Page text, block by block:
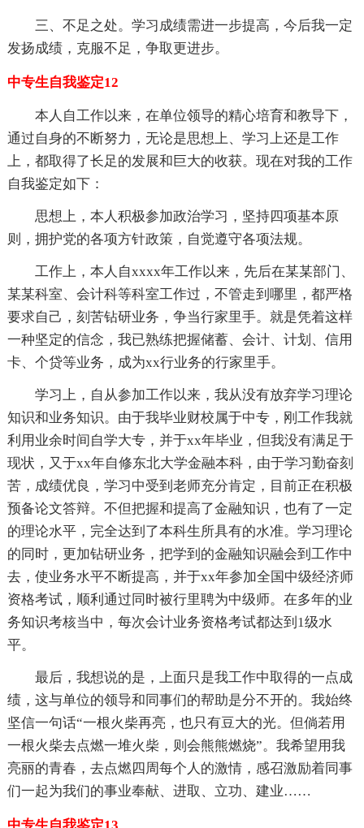
三、不足之处。学习成绩需进一步提高，今后我一定
发扬成绩，克服不足，争取更进步。
中专生自我鉴定12
本人自工作以来，在单位领导的精心培育和教导下，
通过自身的不断努力，无论是思想上、学习上还是工作
上，都取得了长足的发展和巨大的收获。现在对我的工作
自我鉴定如下：
思想上，本人积极参加政治学习，坚持四项基本原
则，拥护党的各项方针政策，自觉遵守各项法规。
工作上，本人自xxxx年工作以来，先后在某某部门、
某某科室、会计科等科室工作过，不管走到哪里，都严格
要求自己，刻苦钻研业务，争当行家里手。就是凭着这样
一种坚定的信念，我已熟练把握储蓄、会计、计划、信用
卡、个贷等业务，成为xx行业务的行家里手。
学习上，自从参加工作以来，我从没有放弃学习理论
知识和业务知识。由于我毕业财校属于中专，刚工作我就
利用业余时间自学大专，并于xx年毕业，但我没有满足于
现状，又于xx年自修东北大学金融本科，由于学习勤奋刻
苦，成绩优良，学习中受到老师充分肯定，目前正在积极
预备论文答辩。不但把握和提高了金融知识，也有了一定
的理论水平，完全达到了本科生所具有的水准。学习理论
的同时，更加钻研业务，把学到的金融知识融会到工作中
去，使业务水平不断提高，并于xx年参加全国中级经济师
资格考试，顺利通过同时被行里聘为中级师。在多年的业
务知识考核当中，每次会计业务资格考试都达到1级水
平。
最后，我想说的是，上面只是我工作中取得的一点成
绩，这与单位的领导和同事们的帮助是分不开的。我始终
坚信一句话“一根火柴再亮，也只有豆大的光。但倘若用
一根火柴去点燃一堆火柴，则会熊熊燃烧”。我希望用我
亮丽的青春，去点燃四周每个人的激情，感召激励着同事
们一起为我们的事业奉献、进取、立功、建业……